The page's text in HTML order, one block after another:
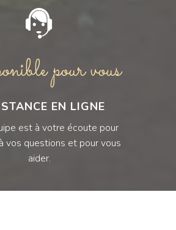
pour vous
EN LIGNE
est à votre écoute pour
vos questions et pour vous
aider.